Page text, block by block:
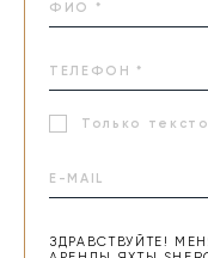
Только